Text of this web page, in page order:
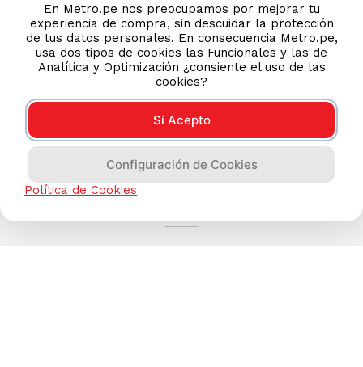
En Metro.pe nos preocupamos por mejorar tu
experiencia de compra, sin descuidar la protección
de tus datos personales. En consecuencia Metro.pe,
usa dos tipos de cookies las Funcionales y las de
Analítica y Optimización ¿consiente el uso de las
cookies?
Sí Acepto
Configuración de Cookies
Política de Cookies